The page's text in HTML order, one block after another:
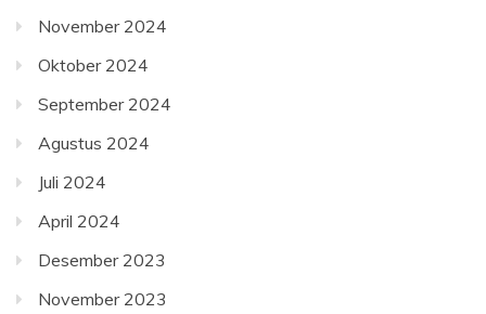
November 2024
Oktober 2024
September 2024
Agustus 2024
Juli 2024
April 2024
Desember 2023
November 2023